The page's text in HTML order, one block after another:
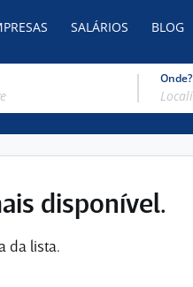
SALÁRIOS BLOG
Onde?
disponível.
da lista.